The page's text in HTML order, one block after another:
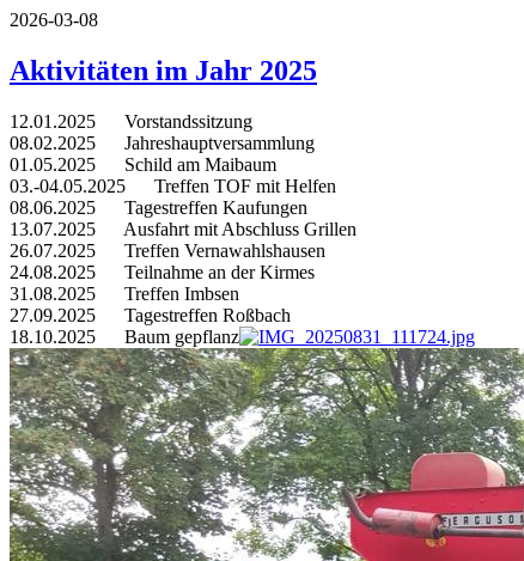
2026-03-08
Aktivitäten im Jahr 2025
12.01.2025 Vorstandssitzung
08.02.2025 Jahreshauptversammlung
01.05.2025 Schild am Maibaum
03.-04.05.2025 Treffen TOF mit Helfen
08.06.2025 Tagestreffen Kaufungen
13.07.2025 Ausfahrt mit Abschluss Grillen
26.07.2025 Treffen Vernawahlshausen
24.08.2025 Teilnahme an der Kirmes
31.08.2025 Treffen Imbsen
27.09.2025 Tagestreffen Roßbach
18.10.2025 Baum gepflanz